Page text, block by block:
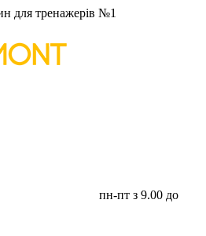
для тренажерів №1
пн-пт з 9.00 до